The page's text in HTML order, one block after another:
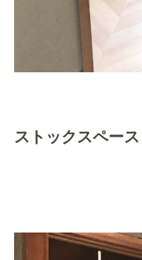
ストックスペース